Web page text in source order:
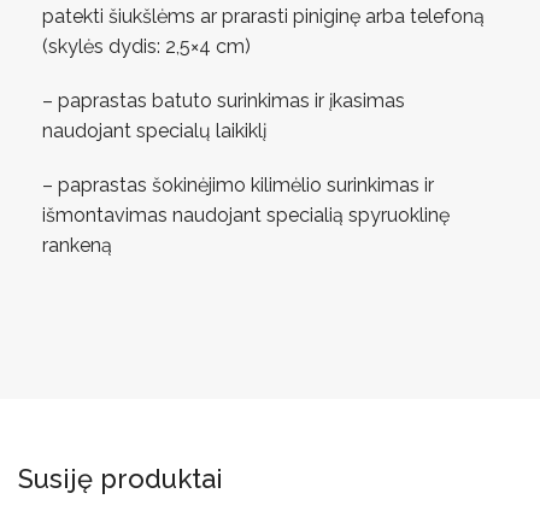
patekti šiukšlėms ar prarasti piniginę arba telefoną
(skylės dydis: 2,5×4 cm)
– paprastas batuto surinkimas ir įkasimas
naudojant specialų laikiklį
– paprastas šokinėjimo kilimėlio surinkimas ir
išmontavimas naudojant specialią spyruoklinę
rankeną
Susiję produktai